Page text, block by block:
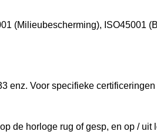
(Milieubescherming), ISO45001
enz. Voor specifieke
de horloge rug of gesp, en op / uit